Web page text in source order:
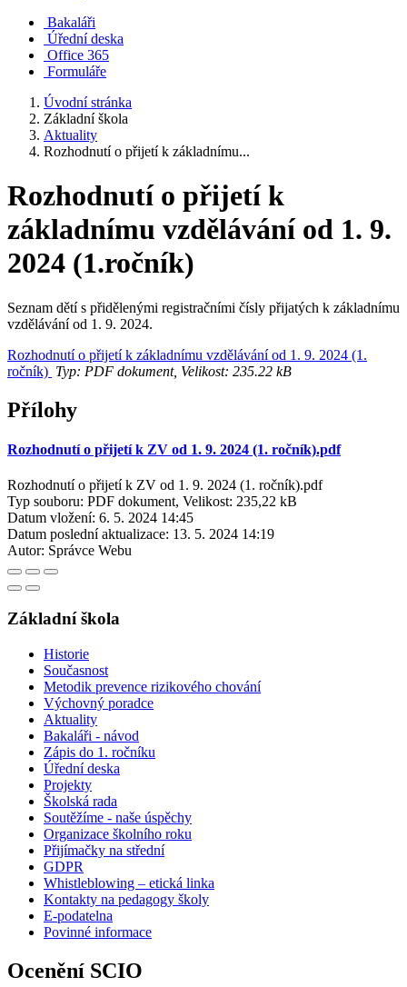
Bakaláři
Úřední deska
Office 365
Formuláře
Úvodní stránka
Základní škola
Aktuality
Rozhodnutí o přijetí k základnímu...
Rozhodnutí o přijetí k
základnímu vzdělávání od 1. 9.
2024 (1.ročník)
Seznam dětí s přidělenými registračními čísly přijatých k základnímu
vzdělávání od 1. 9. 2024.
Rozhodnutí o přijetí k základnímu vzdělávání od 1. 9. 2024 (1.
ročník) Typ: PDF dokument, Velikost: 235.22 kB
Přílohy
Rozhodnutí o přijetí k ZV od 1. 9. 2024 (1. ročník).pdf
Rozhodnutí o přijetí k ZV od 1. 9. 2024 (1. ročník).pdf
Typ souboru: PDF dokument, Velikost: 235,22 kB
Datum vložení: 6. 5. 2024 14:45
Datum poslední aktualizace: 13. 5. 2024 14:19
Autor: Správce Webu
Základní škola
Historie
Současnost
Metodik prevence rizikového chování
Výchovný poradce
Aktuality
Bakaláři - návod
Zápis do 1. ročníku
Úřední deska
Projekty
Školská rada
Soutěžíme - naše úspěchy
Organizace školního roku
Přijímačky na střední
GDPR
Whistleblowing – etická linka
Kontakty na pedagogy školy
E-podatelna
Povinné informace
Ocenění SCIO